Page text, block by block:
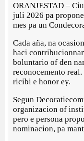
ORANJESTAD –
juli 2026 pa
mes pa un
Cada aña, na
haci
boluntario of den
reconocemento
ricibi e honor ey.
Segun
organizacion of
pero e persona
nominacion, pa